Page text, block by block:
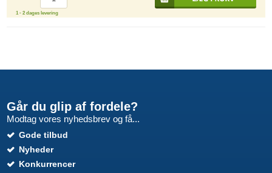
1 - 2 dages levering
Går du glip af fordele?
Modtag vores nyhedsbrev og få...
Gode tilbud
Nyheder
Konkurrencer